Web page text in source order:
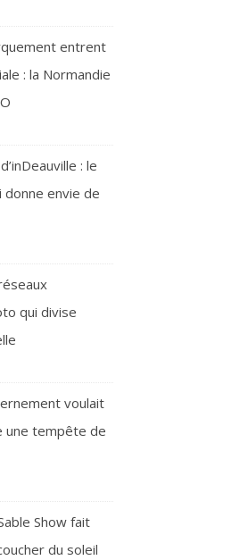
entrent
: la Normandie
: le
envie de
qui divise
voulait
une tempête de
Show fait
du soleil